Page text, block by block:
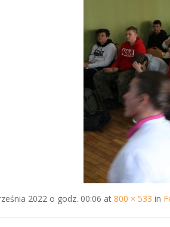
2022 o godz. 00:06 at 800 × 533 in